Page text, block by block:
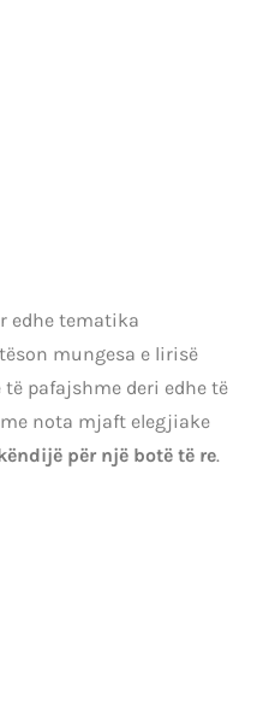
edhe tematika
mungesa e lirisë
pafajshme deri edhe të
nota mjaft elegjiake
për një botë të re.